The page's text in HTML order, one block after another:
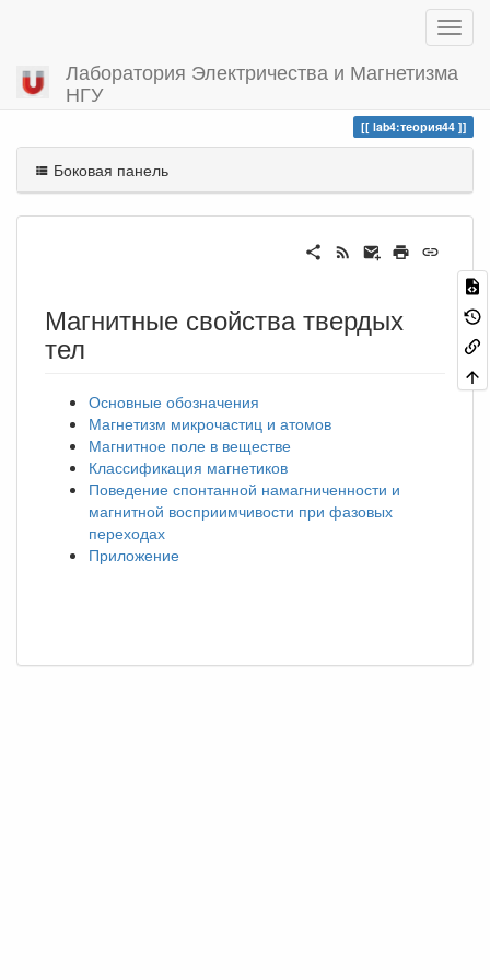
Лаборатория Электричества и Магнетизма
НГУ
Вы посетили
lab4:теория44
Боковая панель
Магнитные свойства твердых
тел
Основные обозначения
Магнетизм микрочастиц и атомов
Магнитное поле в веществе
Классификация магнетиков
Поведение спонтанной намагниченности и
магнитной восприимчивости при фазовых
переходах
Приложение